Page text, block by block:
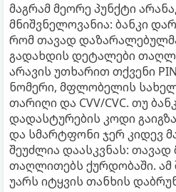
მაგრამ მეორე პუნქტი
მნიშვნელოვანია: ბანკი
რომ თავად
გადახდის დეტალები
არავის უთხარით თქვენი
ნომერი, მფლობელის
თარიღი და CVV/CVC. თუ
დადასტურების კოდი
და სმარტფონი ჯერ კიდევ
შეუძლია დაასკვნას:
თაღლითებს ქურდობაში. ამ
უარს იტყვის თანხის